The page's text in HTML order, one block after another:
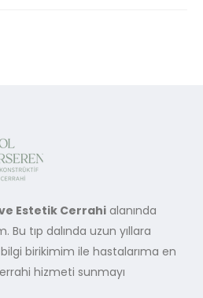
Estetik Cerrahi alanında
Bu tıp dalında uzun yıllara
birikimim ile hastalarıma en
hizmeti sunmayı